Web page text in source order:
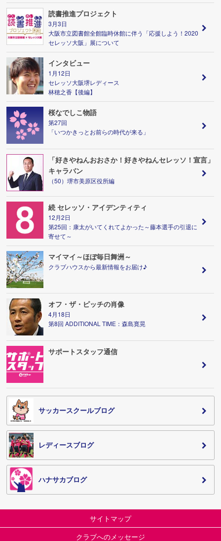
読書推進プロジェクト
3月3日
大阪市立図書館全館臨時休館に伴う「応援しよう！2020
セレッソ大阪」展について
インタビュー
1月12日
セレッソ大阪堺レディース
林穂之香【後編】
桜なでしこ物語
第27回
「いつかきっとお前らの時代が来る」
「好きやねんおおさか！好きやねんセレッソ！宣言」
キャラバン
（50）堺市美原区役所編
続 セレッソ・アイデンティティ
12月2日
第25回：康太がいてくれてよかった～藤本選手の引退に
寄せて～
マイマイ～ほぼ毎日舞洲～
クラブハウスから最新情報をお届け♪
オフ・ザ・ピッチの肖像
4月18日
第8回 ADDITIONAL TIME：森島寛晃
サポートスタッフ通信
サッカースクールブログ
レディースブログ
ハナサカブログ
サイトマップ
クラブへのメッセージ